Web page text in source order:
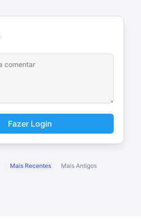
Fazer Login
Mais Recentes Mais Antigos